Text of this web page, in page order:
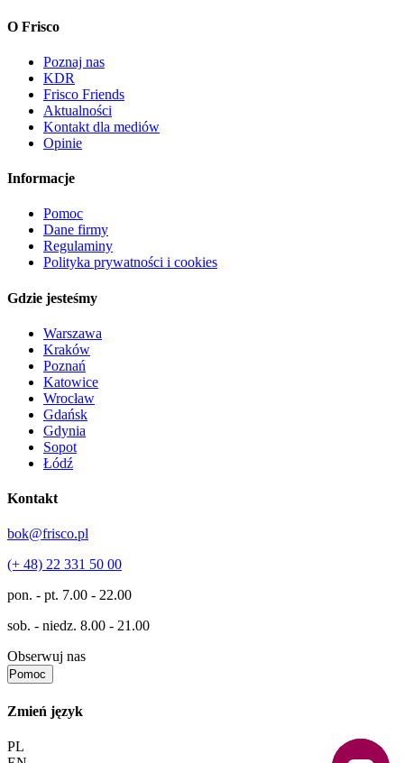
O Frisco
Poznaj nas
KDR
Frisco Friends
Aktualności
Kontakt dla mediów
Opinie
Informacje
Pomoc
Dane firmy
Regulaminy
Polityka prywatności i cookies
Gdzie jesteśmy
Warszawa
Kraków
Poznań
Katowice
Wrocław
Gdańsk
Gdynia
Sopot
Łódź
Kontakt
bok@frisco.pl
(+ 48) 22 331 50 00
pon. - pt. 7.00 - 22.00
sob. - niedz. 8.00 - 21.00
Obserwuj nas
Pomoc
Zmień język
PL